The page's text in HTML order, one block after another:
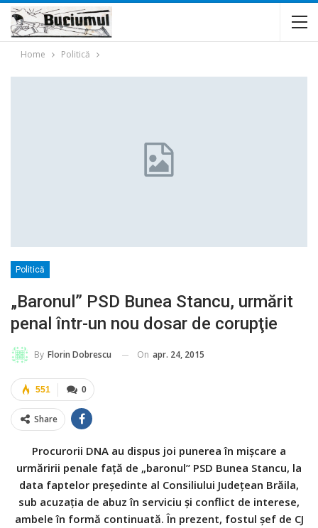
Home Politică
Politică
„Baronul” PSD Bunea Stancu, urmărit
penal într-un nou dosar de corupţie
By Florin Dobrescu On apr. 24, 2015
0
551
Share
Procurorii DNA au dispus joi punerea în mişcare a
urmăririi penale faţă de „baronul” PSD Bunea Stancu, la
data faptelor preşedinte al Consiliului Judeţean Brăila,
sub acuzaţia de abuz în serviciu şi conflict de interese,
ambele în formă continuată. În prezent, fostul şef de CJ